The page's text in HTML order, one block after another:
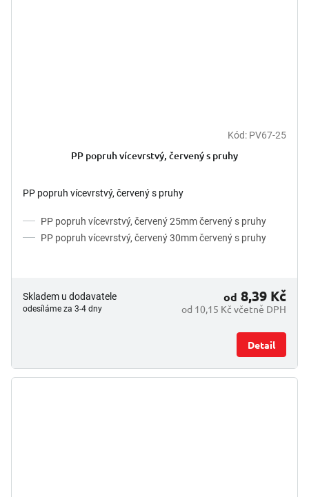
Kód: PV67-25
PP popruh vícevrstvý, červený s pruhy
PP popruh vícevrstvý, červený s pruhy
PP popruh vícevrstvý, červený 25mm červený s pruhy
PP popruh vícevrstvý, červený 30mm červený s pruhy
Skladem u dodavatele
odesíláme za 3-4 dny od 10,15 Kč včetně DPH
od 8,39 Kč
Detail